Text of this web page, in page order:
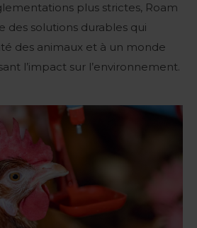
plus strictes, Roam
des solutions durables qui
des animaux et à un monde
l’impact sur l’environnement.